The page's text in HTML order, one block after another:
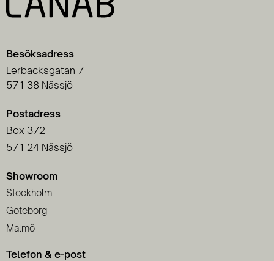
Besöksadress
Lerbacksgatan 7
571 38 Nässjö
Postadress
Box 372
571 24 Nässjö
Showroom
Stockholm
Göteborg
Malmö
Telefon & e-post